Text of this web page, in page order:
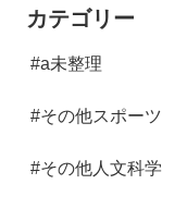
カテゴリー
#a未整理
#その他スポーツ
#その他人文科学